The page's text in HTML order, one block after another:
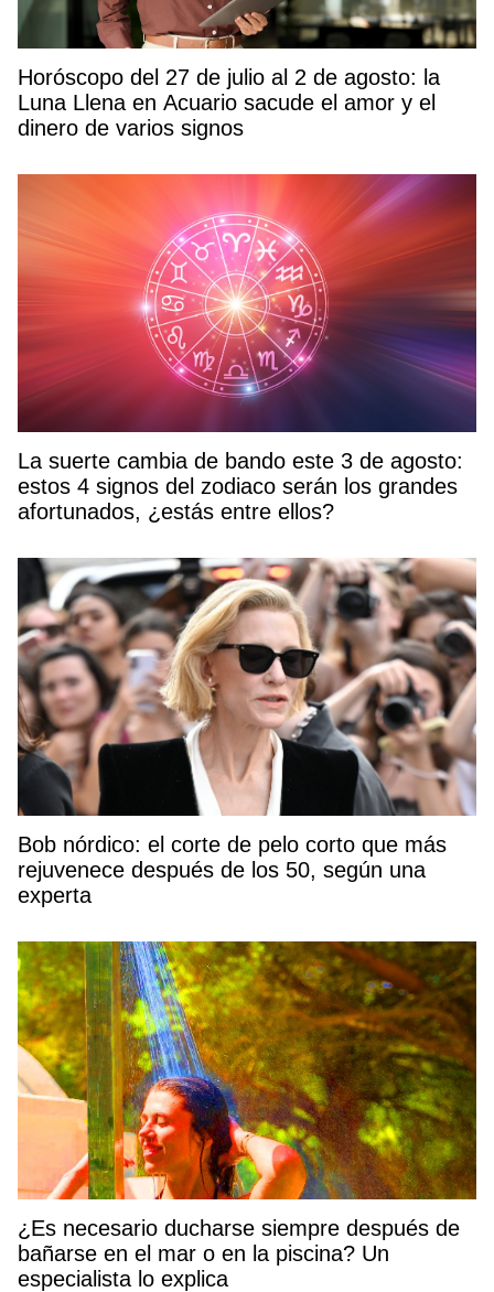
Horóscopo del 27 de julio al 2 de agosto: la
Luna Llena en Acuario sacude el amor y el
dinero de varios signos
La suerte cambia de bando este 3 de agosto:
estos 4 signos del zodiaco serán los grandes
afortunados, ¿estás entre ellos?
Bob nórdico: el corte de pelo corto que más
rejuvenece después de los 50, según una
experta
¿Es necesario ducharse siempre después de
bañarse en el mar o en la piscina? Un
especialista lo explica